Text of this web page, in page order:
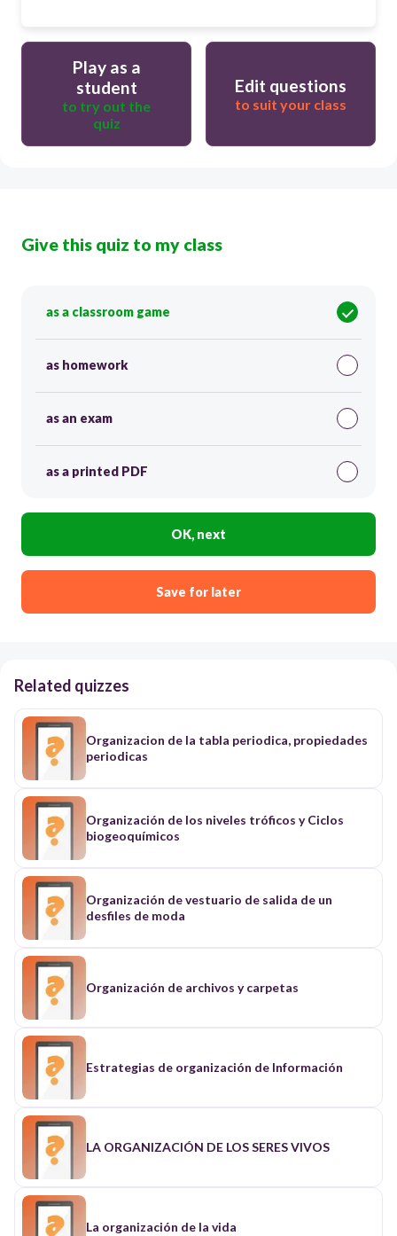
Play as a
student
to try out the
quiz
Edit questions
to suit your class
Give this quiz to my class
as a classroom game
as homework
as an exam
as a printed PDF
OK, next
Save for later
Related quizzes
Organizacion de la tabla periodica, propiedades
periodicas
Organización de los niveles tróficos y Ciclos
biogeoquímicos
Organización de vestuario de salida de un
desfiles de moda
Organización de archivos y carpetas
Estrategias de organización de Información
LA ORGANIZACIÓN DE LOS SERES VIVOS
La organización de la vida